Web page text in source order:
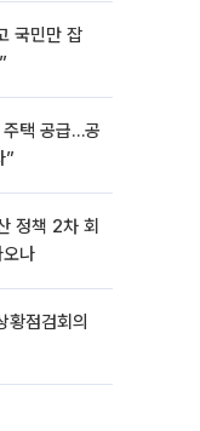
국민만 잡
택 공급…공
”
정책 2차 회
나
황점검회의